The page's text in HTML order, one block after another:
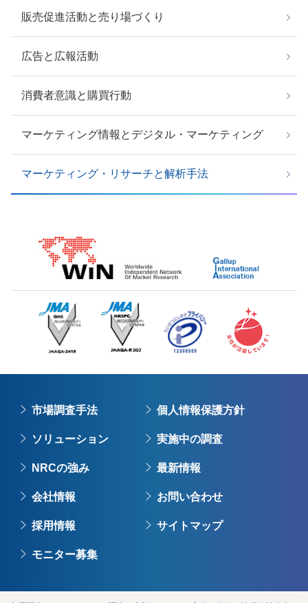
販売促進活動と売り場づくり
広告と広報活動
消費者意識と購買行動
マーケティング情報とデジタル・マーケティング
マーケティング・リサーチと解析手法
市場調査手法
ソリューション
NRCの強み
会社情報
採用情報
モニター募集
個人情報保護方針
実施中の調査
最新情報
お問い合わせ
サイトマップ